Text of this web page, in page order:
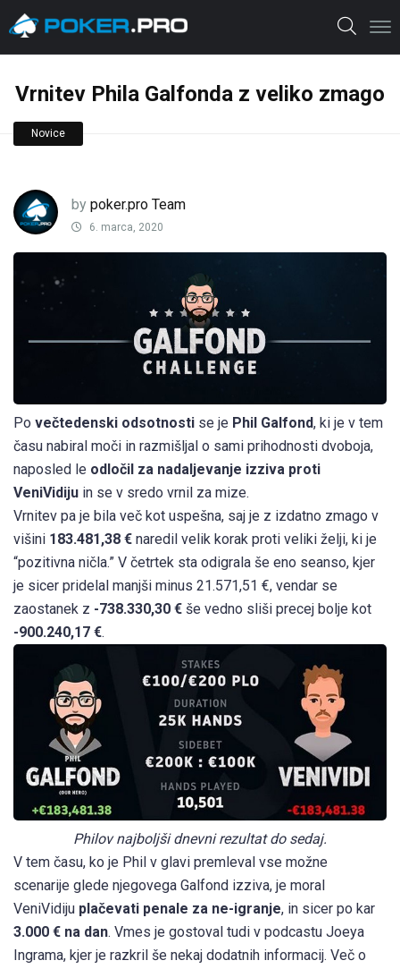
Vrnitev Phila Galfonda z veliko zmago
Novice
by poker.pro Team
6. marca, 2020
Po večtedenski odsotnosti se je Phil Galfond, ki je v tem
času nabiral moči in razmišljal o sami prihodnosti dvoboja,
naposled le odločil za nadaljevanje izziva proti
VeniVidiju in se v sredo vrnil za mize.
Vrnitev pa je bila več kot uspešna, saj je z izdatno zmago v
višini 183.481,38 € naredil velik korak proti veliki želji, ki je
“pozitivna ničla.” V četrtek sta odigrala še eno seanso, kjer
je sicer pridelal manjši minus 21.571,51 €, vendar se
zaostanek z -738.330,30 € še vedno sliši precej bolje kot
-900.240,17 €.
Philov najboljši dnevni rezultat do sedaj.
V tem času, ko je Phil v glavi premleval vse možne
scenarije glede njegovega Galfond izziva, je moral
VeniVidiju plačevati penale za ne-igranje, in sicer po kar
3.000 € na dan. Vmes je gostoval tudi v podcastu Joeya
Ingrama, kjer je razkril še nekaj dodatnih informacij. Več o